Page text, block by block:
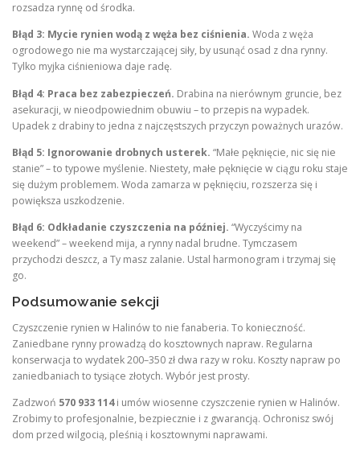
rozsadza rynnę od środka.
Błąd 3: Mycie rynien wodą z węża bez ciśnienia. Woda z węża
ogrodowego nie ma wystarczającej siły, by usunąć osad z dna rynny.
Tylko myjka ciśnieniowa daje radę.
Błąd 4: Praca bez zabezpieczeń. Drabina na nierównym gruncie, bez
asekuracji, w nieodpowiednim obuwiu – to przepis na wypadek.
Upadek z drabiny to jedna z najczęstszych przyczyn poważnych urazów.
Błąd 5: Ignorowanie drobnych usterek. “Małe pęknięcie, nic się nie
stanie” – to typowe myślenie. Niestety, małe pęknięcie w ciągu roku staje
się dużym problemem. Woda zamarza w pęknięciu, rozszerza się i
powiększa uszkodzenie.
Błąd 6: Odkładanie czyszczenia na później. “Wyczyścimy na
weekend” – weekend mija, a rynny nadal brudne. Tymczasem
przychodzi deszcz, a Ty masz zalanie. Ustal harmonogram i trzymaj się
go.
Podsumowanie sekcji
Czyszczenie rynien w Halinów to nie fanaberia. To konieczność.
Zaniedbane rynny prowadzą do kosztownych napraw. Regularna
konserwacja to wydatek 200–350 zł dwa razy w roku. Koszty napraw po
zaniedbaniach to tysiące złotych. Wybór jest prosty.
Zadzwoń 570 933 114i umów wiosenne czyszczenie rynien w Halinów.
Zrobimy to profesjonalnie, bezpiecznie i z gwarancją. Ochronisz swój
dom przed wilgocią, pleśnią i kosztownymi naprawami.